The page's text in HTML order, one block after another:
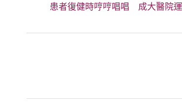
覽
Previous:
患者復健時哼哼唱唱 成大醫院